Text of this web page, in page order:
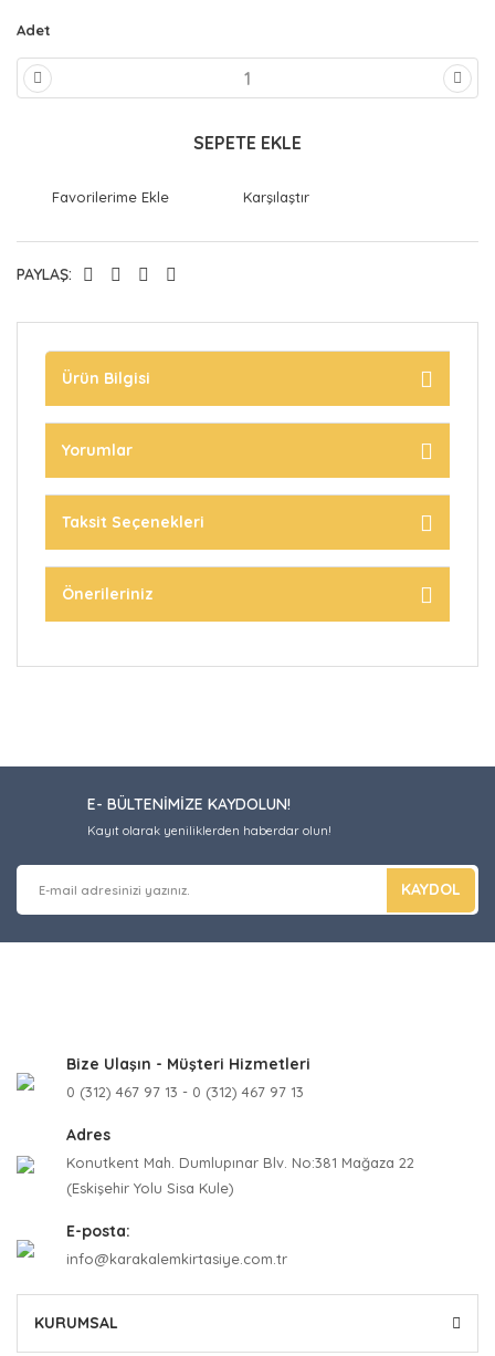
Adet
SEPETE EKLE
Karşılaştır
PAYLAŞ:
Ürün Bilgisi
Yorumlar
Taksit Seçenekleri
Önerileriniz
E- BÜLTENİMİZE KAYDOLUN!
Kayıt olarak yeniliklerden haberdar olun!
KAYDOL
Bize Ulaşın - Müşteri Hizmetleri
0 (312) 467 97 13 - 0 (312) 467 97 13
Adres
Konutkent Mah. Dumlupınar Blv. No:381 Mağaza 22
(Eskişehir Yolu Sisa Kule)
E-posta:
info@karakalemkirtasiye.com.tr
KURUMSAL